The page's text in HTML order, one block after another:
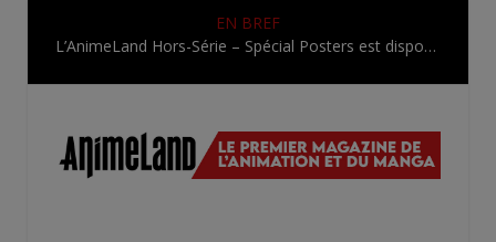
EN BREF
L’AnimeLand Hors-Série – Spécial Posters est disponible !